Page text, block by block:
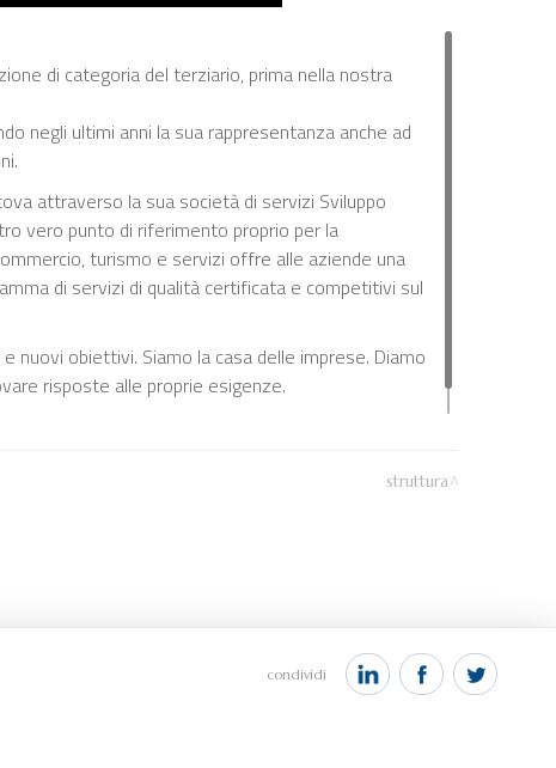
di categoria del terziario, prima nella nostra
negli ultimi anni la sua rappresentanza anche ad
attraverso la sua società di servizi Sviluppo
vero punto di riferimento proprio per la
turismo e servizi offre alle aziende una
di servizi di qualità certificata e competitivi sul
nuovi obiettivi. Siamo la casa delle imprese. Diamo
risposte alle proprie esigenze.
struttura
condividi